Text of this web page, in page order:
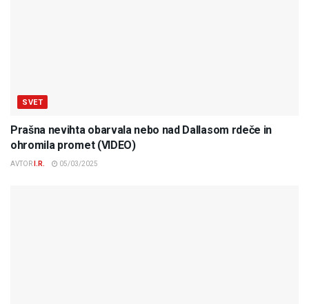
SVET
Prašna nevihta obarvala nebo nad Dallasom rdeče in
ohromila promet (VIDEO)
AVTOR I.R. 05/03/2025